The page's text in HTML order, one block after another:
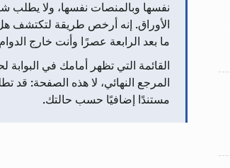
نفسها وبالمنصات نفسها، ولا يطلب
الأوراق. إنه أرخص طريقة لتكتشف
ما بعد الرابعة عصرًا وأنت خارج
القائمة التي تظهر أمامك في
المرجع النهائي، لا هذه الصفحة: قد
مستندًا إضافيًا حسب حالتك.